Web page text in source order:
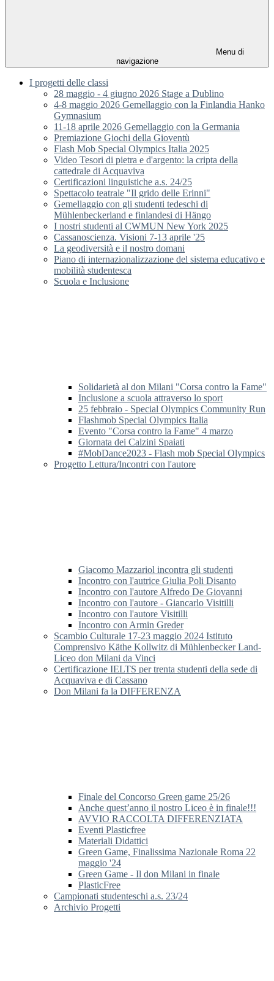
Menu di
navigazione
I progetti delle classi
28 maggio - 4 giugno 2026 Stage a Dublino
4-8 maggio 2026 Gemellaggio con la Finlandia Hanko
Gymnasium
11-18 aprile 2026 Gemellaggio con la Germania
Premiazione Giochi della Gioventù
Flash Mob Special Olympics Italia 2025
Video Tesori di pietra e d'argento: la cripta della
cattedrale di Acquaviva
Certificazioni linguistiche a.s. 24/25
Spettacolo teatrale "Il grido delle Erinni"
Gemellaggio con gli studenti tedeschi di
Mühlenbeckerland e finlandesi di Hängo
I nostri studenti al CWMUN New York 2025
Cassanoscienza. Visioni 7-13 aprile '25
La geodiversità e il nostro domani
Piano di internazionalizzazione del sistema educativo e
mobilità studentesca
Scuola e Inclusione
Solidarietà al don Milani "Corsa contro la Fame"
Inclusione a scuola attraverso lo sport
25 febbraio - Special Olympics Community Run
Flashmob Special Olympics Italia
Evento "Corsa contro la Fame" 4 marzo
Giornata dei Calzini Spaiati
#MobDance2023 - Flash mob Special Olympics
Progetto Lettura/Incontri con l'autore
Giacomo Mazzariol incontra gli studenti
Incontro con l'autrice Giulia Poli Disanto
Incontro con l'autore Alfredo De Giovanni
Incontro con l'autore - Giancarlo Visitilli
Incontro con l'autore Visitilli
Incontro con Armin Greder
Scambio Culturale 17-23 maggio 2024 Istituto
Comprensivo Käthe Kollwitz di Mühlenbecker Land-
Liceo don Milani da Vinci
Certificazione IELTS per trenta studenti della sede di
Acquaviva e di Cassano
Don Milani fa la DIFFERENZA
Finale del Concorso Green game 25/26
Anche quest’anno il nostro Liceo è in finale!!!
AVVIO RACCOLTA DIFFERENZIATA
Eventi Plasticfree
Materiali Didattici
Green Game, Finalissima Nazionale Roma 22
maggio '24
Green Game - Il don Milani in finale
PlasticFree
Campionati studenteschi a.s. 23/24
Archivio Progetti